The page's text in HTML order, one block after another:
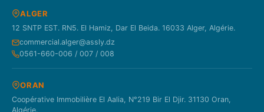
ALGER
12 SNTP EST. RN5. El Hamiz, Dar El Beida. 16033 Alger, Algérie.
commercial.alger@assly.dz
0561-660-006 / 007 / 008
ORAN
Coopérative Immobilière El Aalia, N°219 Bir El Djir. 31130 Oran,
Algérie.